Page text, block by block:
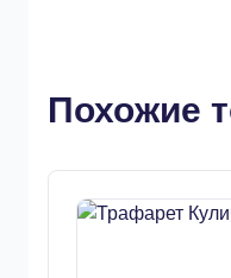
Похожие